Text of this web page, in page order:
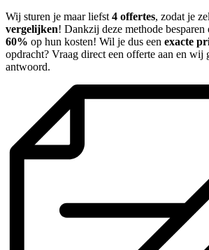
Wij sturen je maar liefst 4 offertes, zodat je
vergelijken! Dankzij deze methode
60% op hun kosten! Wil je dus een exacte
opdracht? Vraag direct een offerte aan en wij
antwoord.